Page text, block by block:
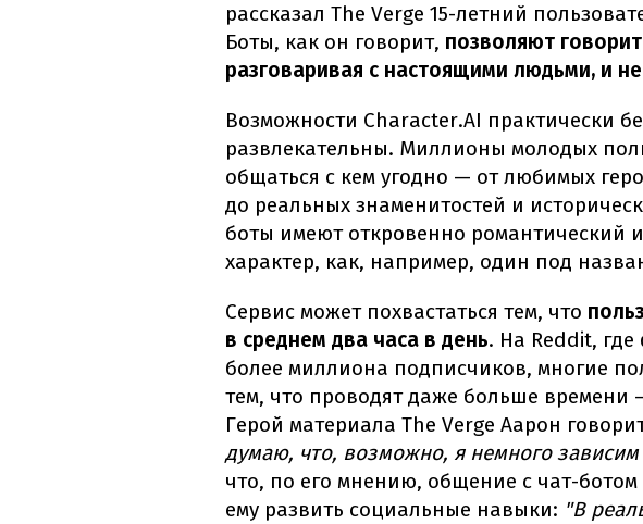
рассказал The Verge 15-летний
Боты, как он говорит, позволяют
разговаривая с настоящими людьми, и
Возможности Character.AI практически
развлекательны. Миллионы молодых
общаться с кем угодно — от любимых
до реальных знаменитостей и
боты имеют откровенно романтический
характер, как, например, один под
Сервис может похвастаться тем, что
в среднем два часа в день. На Reddit,
более миллиона подписчиков, многие
тем, что проводят даже больше времени
Герой материала The Verge Аарон
думаю, что, возможно, я немного зависим
что, по его мнению, общение с чат-
ему развить социальные навыки: "В